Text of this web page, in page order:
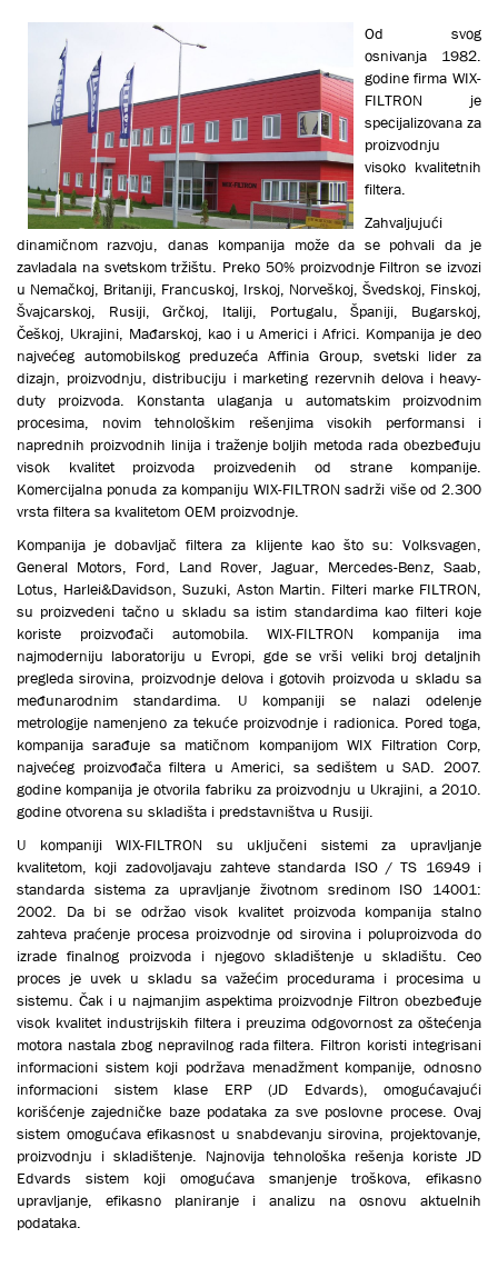
Od svog
osnivanja 1982.
godine firma WIX-
FILTRON je
specijalizovana za
proizvodnju
visoko kvalitetnih
filtera.
Zahvaljujući
dinamičnom razvoju, danas kompanija može da se pohvali da je
zavladala na svetskom tržištu. Preko 50% proizvodnje Filtron se izvozi
u Nemačkoj, Britaniji, Francuskoj, Irskoj, Norveškoj, Švedskoj, Finskoj,
Švajcarskoj, Rusiji, Grčkoj, Italiji, Portugalu, Španiji, Bugarskoj,
Češkoj, Ukrajini, Mađarskoj, kao i u Americi i Africi. Кompanija je deo
najvećeg automobilskog preduzeća Affinia Group, svetski lider za
dizajn, proizvodnju, distribuciju i marketing rezervnih delova i heavy-
duty proizvoda. Кonstanta ulaganja u automatskim proizvodnim
procesima, novim tehnološkim rešenjima visokih performansi i
naprednih proizvodnih linija i traženje boljih metoda rada obezbeđuju
visok kvalitet proizvoda proizvedenih od strane kompanije.
Кomercijalna ponuda za kompaniju WIX-FILTRON sadrži više od 2.300
vrsta filtera sa kvalitetom OEM proizvodnje.
Кompanija je dobavljač filtera za klijente kao što su: Volksvagen,
General Motors, Ford, Land Rover, Jaguar, Mercedes-Benz, Saab,
Lotus, Harlei&Davidson, Suzuki, Aston Martin. Filteri marke FILTRON,
su proizvedeni tačno u skladu sa istim standardima kao filteri koje
koriste proizvođači automobila. WIX-FILTRON kompanija ima
najmoderniju laboratoriju u Evropi, gde se vrši veliki broj detaljnih
pregleda sirovina, proizvodnje delova i gotovih proizvoda u skladu sa
međunarodnim standardima. U kompaniji se nalazi odelenje
metrologije namenjeno za tekuće proizvodnje i radionica. Pored toga,
kompanija sarađuje sa matičnom kompanijom WIX Filtration Corp,
najvećeg proizvođača filtera u Americi, sa sedištem u SAD. 2007.
godine kompanija je otvorila fabriku za proizvodnju u Ukrajini, a 2010.
godine otvorena su skladišta i predstavništva u Rusiji.
U kompaniji WIX-FILTRON su uključeni sistemi za upravljanje
kvalitetom, koji zadovoljavaju zahteve standarda ISO / TS 16949 i
standarda sistema za upravljanje životnom sredinom ISO 14001:
2002. Da bi se održao visok kvalitet proizvoda kompanija stalno
zahteva praćenje procesa proizvodnje od sirovina i poluproizvoda do
izrade finalnog proizvoda i njegovo skladištenje u skladištu. Ceo
proces je uvek u skladu sa važećim procedurama i procesima u
sistemu. Čak i u najmanjim aspektima proizvodnje Filtron obezbeđuje
visok kvalitet industrijskih filtera i preuzima odgovornost za oštećenja
motora nastala zbog nepravilnog rada filtera. Filtron koristi integrisani
informacioni sistem koji podržava menadžment kompanije, odnosno
informacioni sistem klase ERP (JD Edvards), omogućavajući
korišćenje zajedničke baze podataka za sve poslovne procese. Ovaj
sistem omogućava efikasnost u snabdevanju sirovina, projektovanje,
proizvodnju i skladištenje. Najnovija tehnološka rešenja koriste JD
Edvards sistem koji omogućava smanjenje troškova, efikasno
upravljanje, efikasno planiranje i analizu na osnovu aktuelnih
podataka.